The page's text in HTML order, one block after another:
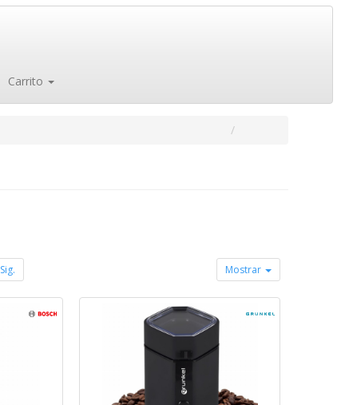
Carrito
Sig. Mostrar